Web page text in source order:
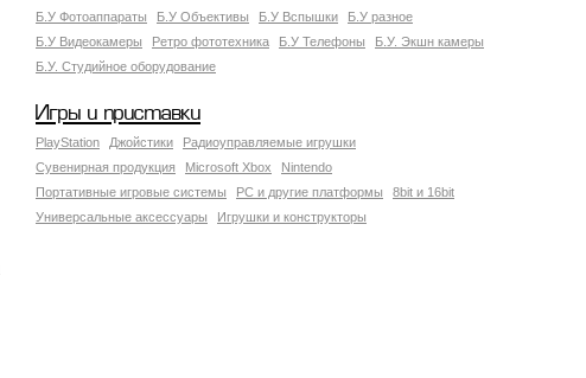
Б.У Фотоаппараты Б.У Объективы Б.У Вспышки
Б.У разное
Б.У Видеокамеры
Ретро фототехника Б.У Телефоны
Б.У. Экшн камеры
Б.У. Студийное оборудование
Игры и приставки
PlayStation Джойстики
Радиоуправляемые игрушки
Сувенирная продукция
Microsoft Xbox
Nintendo
Портативные игровые системы
PC и другие платформы
8bit и 16bit
Универсальные аксессуары
Игрушки и конструкторы